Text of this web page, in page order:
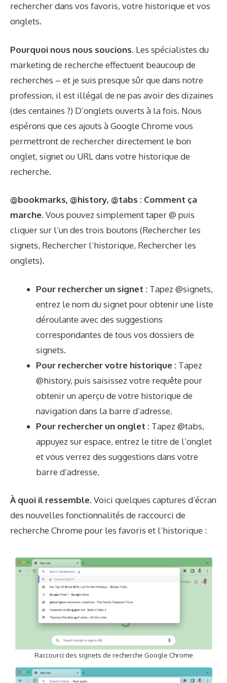
rechercher dans vos favoris, votre historique et vos
onglets.
Pourquoi nous nous soucions. Les spécialistes du
marketing de recherche effectuent beaucoup de
recherches – et je suis presque sûr que dans notre
profession, il est illégal de ne pas avoir des dizaines
(des centaines ?) D’onglets ouverts à la fois. Nous
espérons que ces ajouts à Google Chrome vous
permettront de rechercher directement le bon
onglet, signet ou URL dans votre historique de
recherche.
@bookmarks, @history, @tabs : Comment ça
marche. Vous pouvez simplement taper @ puis
cliquer sur l’un des trois boutons (Rechercher les
signets, Rechercher l’historique, Rechercher les
onglets).
Pour rechercher un signet : Tapez @signets,
entrez le nom du signet pour obtenir une liste
déroulante avec des suggestions
correspondantes de tous vos dossiers de
signets.
Pour rechercher votre historique : Tapez
@history, puis saisissez votre requête pour
obtenir un aperçu de votre historique de
navigation dans la barre d’adresse.
Pour rechercher un onglet : Tapez @tabs,
appuyez sur espace, entrez le titre de l’onglet
et vous verrez des suggestions dans votre
barre d’adresse.
À quoi il ressemble. Voici quelques captures d’écran
des nouvelles fonctionnalités de raccourci de
recherche Chrome pour les favoris et l’historique :
Raccourci des signets de recherche Google Chrome